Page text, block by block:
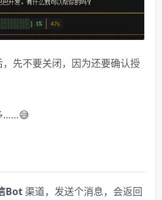
先不要关闭，因为还要确认授
……😅
Bot 渠道，发送个消息，会返回